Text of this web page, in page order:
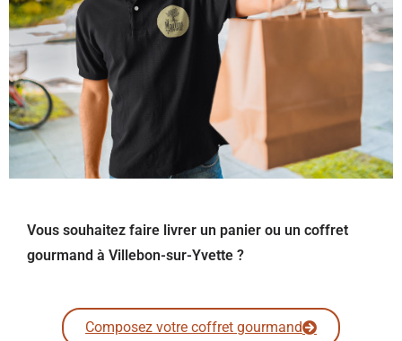
Vous souhaitez faire livrer un panier ou un coffret
gourmand à Villebon-sur-Yvette ?
Composez votre coffret gourmand